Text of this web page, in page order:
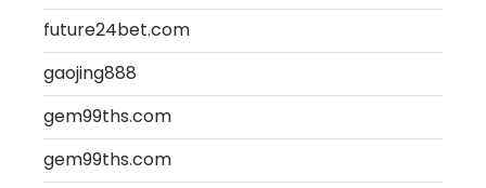
future24bet.com
gaojing888
gem99ths.com
gem99ths.com